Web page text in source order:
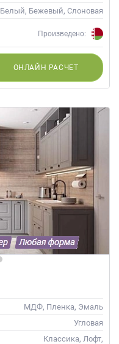
Неоклассика
Белый, Бежевый, Слоновая
кость, Кремовый
Произведено:
ОНЛАЙН РАСЧЕТ
МДФ, Пленка, Эмаль
Угловая
Классика, Лофт,